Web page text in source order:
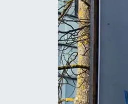
Magazin
Özel Haber
Politika
Resmi İlanlar